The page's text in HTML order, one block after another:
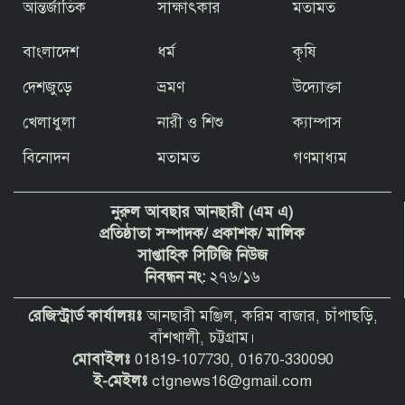
দুদককে নিয়ে অবাক করা তথ্য দিলেন সেই
পিপি
বাংলাদেশের মানুষ বুঝে গেছে রাজনীতির
খেলা
Vertex Life International Ltd-এর ৫
কর্মকর্তার বিরুদ্ধে টাকা আত্মসাতের মামলা
“ভিত্তিহীন ও উদ্দেশ্যপ্রণোদিত সংবাদের
প্রতিবাদে বাংলাদেশ শিপিং কর্পোরেশনের
আন্তর্জাতিক
সাক্ষাৎকার
মতামত
বাংলাদেশ
দেশজুড়ে
খেলাধুলা
বিনোদন
ধর্ম
ভ্রমণ
নারী ও শিশু
মতামত
কৃষি
উদ্যোক্তা
ক্যাম্পাস
গণমাধ্যম
নুরুল আবছার আনছারী (এম এ)
প্রতিষ্ঠাতা সম্পাদক/ প্রকাশক/ মালিক
সাপ্তাহিক সিটিজি নিউজ
নিবন্ধন নং:২৭৬/১৬
রেজিস্ট্রার্ড কার্যালয়ঃআনছারী মঞ্জিল, করিম বাজার, চাঁপাছড়ি,
বাঁশখালী, চট্টগ্রাম।
মোবাইলঃ01819-107730, 01670-330090
ই-মেইলঃ ctgnews16@gmail.com